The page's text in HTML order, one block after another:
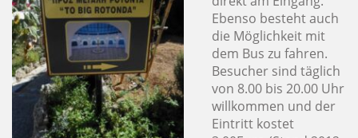
Ebenso besteht auch
die Möglichkeit mit
dem Bus zu fahren.
Besucher sind täglich
von 8.00 bis 20.00 Uhr
willkommen und der
Eintritt kostet